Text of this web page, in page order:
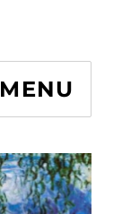
MENU